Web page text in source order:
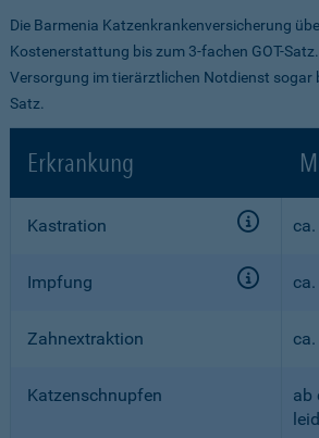
Die Barmenia Katzenkrankenversicherung
Kostenerstattung bis zum 3-fachen GOT-
Versorgung im tierärztlichen Notdienst sogar
Satz.
Erkrankung
Kastration ca.
Impfung ca.
Zahnextraktion ca.
Katzenschnupfen
ab